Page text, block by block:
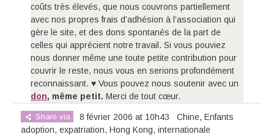
coûts très élevés, que nous couvrons partiellement
avec nos propres frais d’adhésion à l’association qui
gère le site, et des dons spontanés de la part de
celles qui apprécient notre travail. Si vous pouviez
nous donner même une toute petite contribution pour
couvrir le reste, nous vous en serions profondément
reconnaissant. ♥ Vous pouvez nous soutenir avec un
don, même petit.Merci de tout cœur.
Share via 8 février 2006 at 10h43 Chine,Enfants
adoption,expatriation,Hong Kong,internationale